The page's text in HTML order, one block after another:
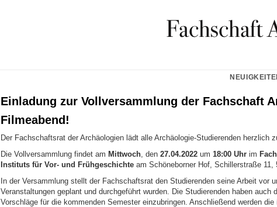
Einladung zur Vollversammlung der Fachschaft
Filmeabend!
Der Fachschaftsrat der Archäologien lädt alle Archäologie-Studierenden herzlich
Die Vollversammlung findet am Mittwoch, den 27.04.2022um 18:00 Uhrim
Instituts für Vor- und Frühgeschichteam Schöneborner Hof, Schillerstraße 11,
In der Versammlung stellt der Fachschaftsrat den Studierenden seine Arbeit vor
Veranstaltungen geplant und durchgeführt wurden. Die Studierenden haben auch
Vorschläge für die kommenden Semester einzubringen. Anschließend werden die